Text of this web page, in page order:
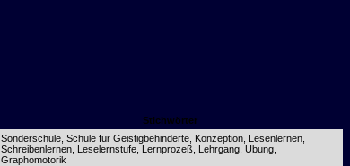
Stichwörter
Sonderschule, Schule für Geistigbehinderte, Konzeption, Lesenlernen,
Schreibenlernen, Leselernstufe, Lernprozeß, Lehrgang, Übung,
Graphomotorik